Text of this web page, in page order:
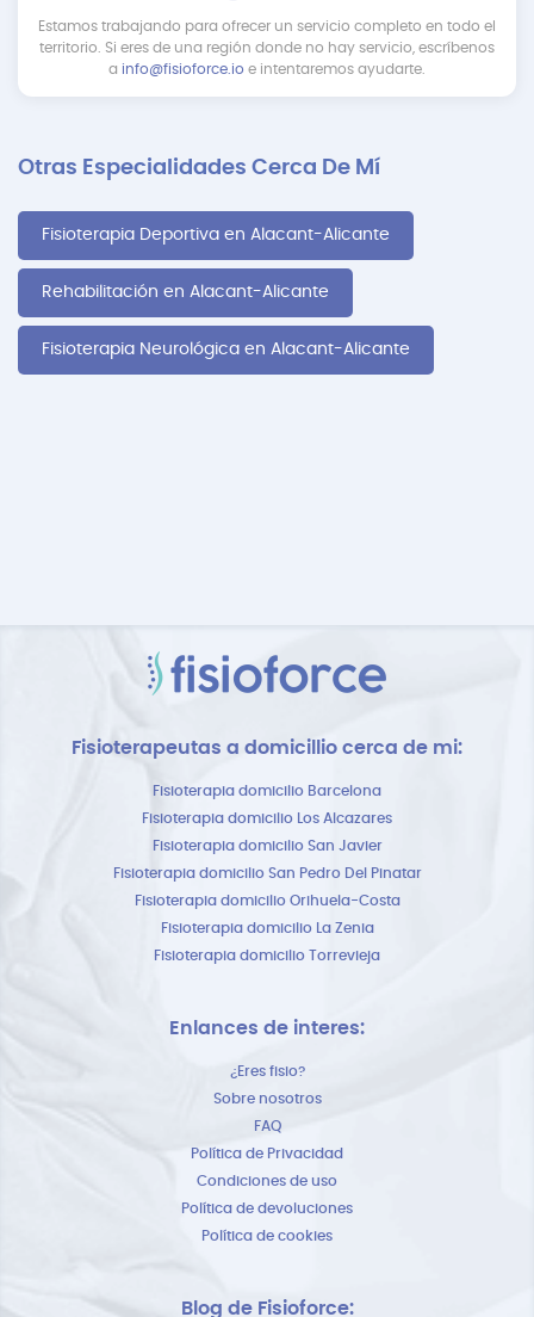
Estamos trabajando para ofrecer un servicio completo en todo el
territorio. Si eres de una región donde no hay servicio, escríbenos
a info@fisioforce.io e intentaremos ayudarte.
Otras Especialidades Cerca De Mí
Fisioterapia Deportiva en Alacant-Alicante
Rehabilitación en Alacant-Alicante
Fisioterapia Neurológica en Alacant-Alicante
Fisioterapeutas a domicillio cerca de mi:
Fisioterapia domicilio Barcelona
Fisioterapia domicilio Los Alcazares
Fisioterapia domicilio San Javier
Fisioterapia domicilio San Pedro Del Pinatar
Fisioterapia domicilio Orihuela-Costa
Fisioterapia domicilio La Zenia
Fisioterapia domicilio Torrevieja
Enlances de interes:
¿Eres fisio?
Sobre nosotros
FAQ
Política de Privacidad
Condiciones de uso
Política de devoluciones
Política de cookies
Blog de Fisioforce: